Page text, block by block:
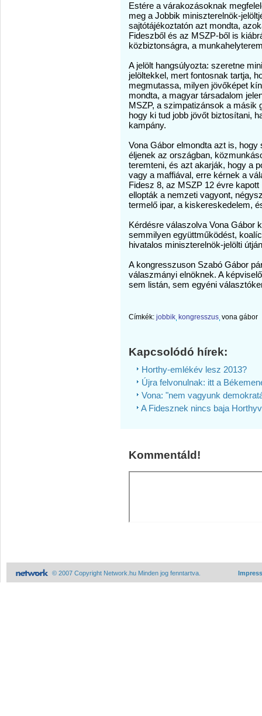
Estére a várakozásoknak
meg a Jobbik miniszterelnök-
sajtótájékoztatón azt mondta,
Fideszből és az MSZP-ből is
közbiztonságra, a
A jelölt hangsúlyozta: szeretne
jelöltekkel, mert fontosnak tartja,
megmutassa, milyen jövőképet
mondta, a magyar társadalom
MSZP, a szimpatizánsok a másik
hogy ki tud jobb jövőt biztosítani,
kampány.
Vona Gábor elmondta azt is,
éljenek az országban,
teremteni, és azt akarják, hogy a
vagy a maffiával, erre kérnek a
Fidesz 8, az MSZP 12 évre
ellopták a nemzeti vagyont,
termelő ipar, a kiskereskedelem,
Kérdésre válaszolva Vona Gábor
semmilyen együttműködést,
hivatalos miniszterelnök-jelölti
A kongresszuson Szabó Gábor
válaszmányi elnöknek. A
sem listán, sem egyéni
Címkék: jobbik kongresszus vona gábor
Kapcsolódó hírek:
Horthy-emlékév lesz 2013?
Újra felvonulnak: itt a
Vona: "nem vagyunk
A Fidesznek nincs baja
Kommentáld!
© 2007 Copyright Network.hu Minden jog fenntartva.